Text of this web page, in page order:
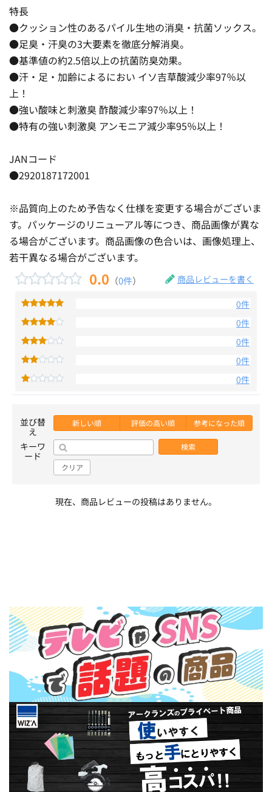
特長
●クッション性のあるパイル生地の消臭・抗菌ソックス。
●足臭・汗臭の3大要素を徹底分解消臭。
●基準値の約2.5倍以上の抗菌防臭効果。
●汗・足・加齢によるにおい イソ吉草酸減少率97％以
上！
●強い酸味と刺激臭 酢酸減少率97％以上！
●特有の強い刺激臭 アンモニア減少率95％以上！
JANコード
●2920187172001
※品質向上のため予告なく仕様を変更する場合がございま
す。パッケージのリニューアル等につき、商品画像が異な
る場合がございます。商品画像の色合いは、画像処理上、
若干異なる場合がございます。
0.0 （0件） 商品レビューを書く
0件
0件
0件
0件
0件
並び替
え
新しい順 評価の高い順 参考になった順
キーワ
ード
検索
クリア
現在、商品レビューの投稿はありません。